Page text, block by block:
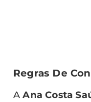
Regras De
AAna Costa